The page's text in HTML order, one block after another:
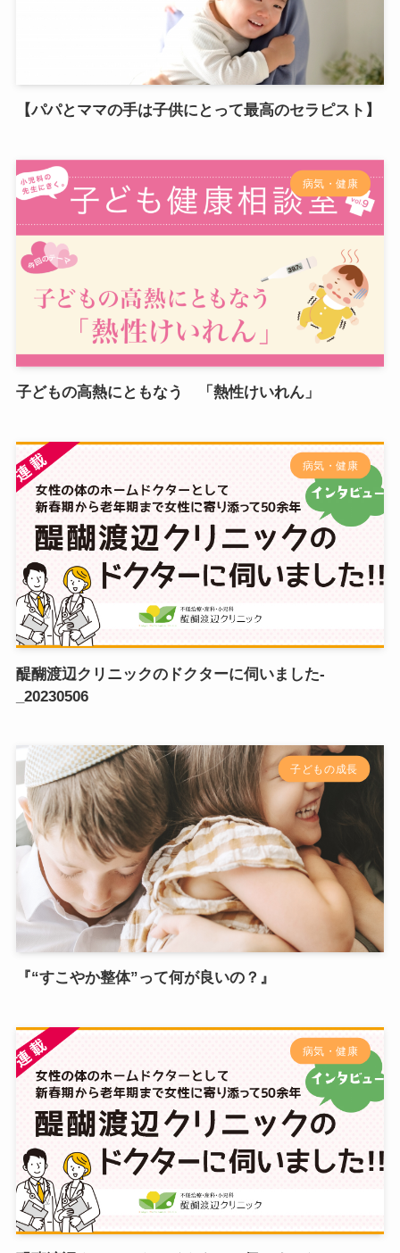
【パパとママの手は子供にとって最高のセラピスト】
病気・健康
子どもの高熱にともなう 「熱性けいれん」
病気・健康
醍醐渡辺クリニックのドクターに伺いました-
_20230506
子どもの成長
『“すこやか整体”って何が良いの？』
病気・健康